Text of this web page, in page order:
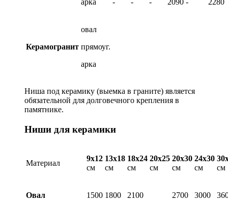
Керамогранит
овал
прямоуг.
арка
Ниша под керамику (выемка в граните) является
обязательной для долговечного крепления в
памятнике.
Ниши для керамики
Материал
9х12
см
13х18
см
18х24
см
20х25
см
20х30
см
24х30
см
см
Овал 1500 1800 2100 2700 3000